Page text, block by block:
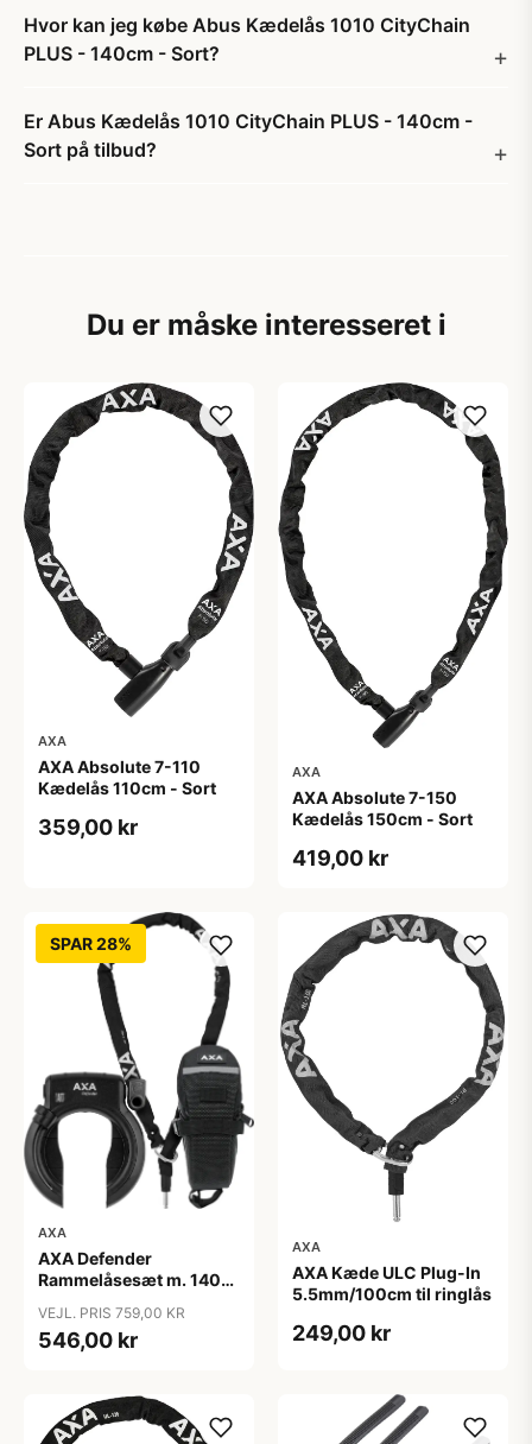
Hvor kan jeg købe Abus Kædelås 1010 CityChain
PLUS - 140cm - Sort?
Er Abus Kædelås 1010 CityChain PLUS - 140cm -
Sort på tilbud?
Du er måske interesseret i
AXA
AXA Absolute 7-110
Kædelås 110cm - Sort
359,00 kr
AXA
AXA Absolute 7-150
Kædelås 150cm - Sort
419,00 kr
SPAR 28%
AXA
AXA Defender
Rammelåsesæt m. 140
VEJL. PRIS 759,00 KR
546,00 kr
AXA
AXA Kæde ULC Plug-In
5.5mm/100cm til ringlås
249,00 kr